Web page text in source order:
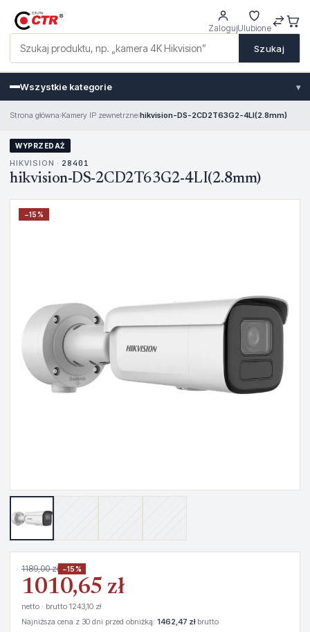
Szukaj
ZalogujUlubione
Wszystkie kategorie ▾
Strona główna›Kamery IP zewnetrzne›hikvision-DS-2CD2T63G2-4LI(2.8mm)
WYPRZEDAŻ
HIKVISION · 28401
hikvision-DS-2CD2T63G2-4LI(2.8mm)
−15%
1189,00 zł −15%
1010,65 zł
netto · brutto 1243,10 zł
Najniższa cena z 30 dni przed obniżką: 1462,47 złbrutto